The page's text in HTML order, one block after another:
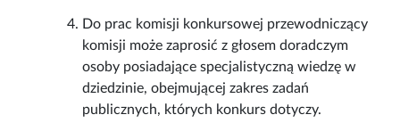
Do prac komisji konkursowej przewodniczący
komisji może zaprosić z głosem doradczym
osoby posiadające specjalistyczną wiedzę w
dziedzinie, obejmującej zakres zadań
publicznych, których konkurs dotyczy.